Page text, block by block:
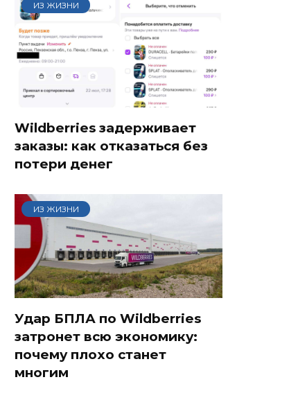
ИЗ ЖИЗНИ
Wildberries задерживает
заказы: как отказаться без
потери денег
ИЗ ЖИЗНИ
Удар БПЛА по Wildberries
затронет всю экономику:
почему плохо станет
многим